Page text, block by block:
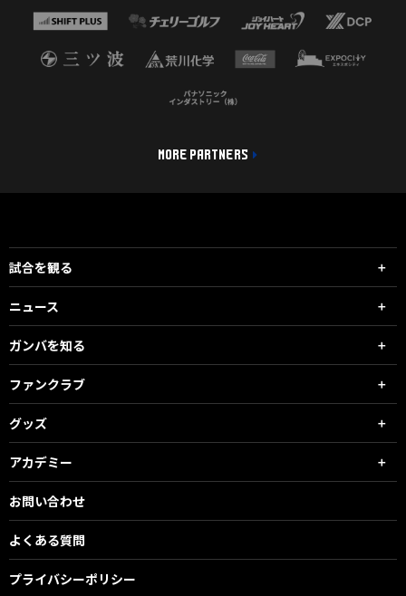
MORE PARTNERS
試合を観る
ニュース
ガンバを知る
ファンクラブ
グッズ
アカデミー
お問い合わせ
よくある質問
プライバシーポリシー